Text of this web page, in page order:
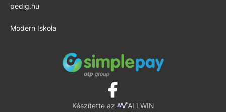
pedig.hu
Modern Iskola
Készítette az ALLWIN